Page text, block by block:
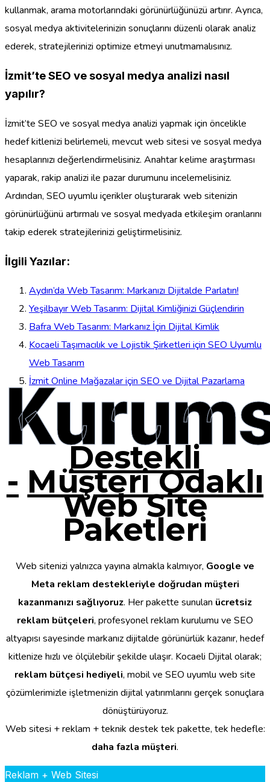
kullanmak, arama motorlarındaki görünürlüğünüzü artırır. Ayrıca,
sosyal medya aktivitelerinizin sonuçlarını düzenli olarak analiz
ederek, stratejilerinizi optimize etmeyi unutmamalısınız.
İzmit’te SEO ve sosyal medya analizi nasıl
yapılır?
İzmit’te SEO ve sosyal medya analizi yapmak için öncelikle
hedef kitlenizi belirlemeli, mevcut web sitesi ve sosyal medya
hesaplarınızı değerlendirmelisiniz. Anahtar kelime araştırması
yaparak, rakip analizi ile pazar durumunu incelemelisiniz.
Ardından, SEO uyumlu içerikler oluşturarak web sitenizin
görünürlüğünü artırmalı ve sosyal medyada etkileşim oranlarını
takip ederek stratejilerinizi geliştirmelisiniz.
İlgili Yazılar:
Aydın’da Web Tasarım: Markanızı Dijitalde Parlatın!
Yeşilbayır Web Tasarım: Dijital Kimliğinizi Güçlendirin
Bafra Web Tasarım: Markanız İçin Dijital Kimlik
Kocaeli Taşımacılık ve Lojistik Şirketleri için SEO Uyumlu
Web Tasarım
İzmit Online Mağazalar için SEO ve Dijital Pazarlama
Destekli
- Müşteri Odaklı
Web Site
Paketleri
Web sitenizi yalnızca yayına almakla kalmıyor, Google ve
Meta reklam destekleriyle doğrudan müşteri
kazanmanızı sağlıyoruz. Her pakette sunulan ücretsiz
reklam bütçeleri, profesyonel reklam kurulumu ve SEO
altyapısı sayesinde markanız dijitalde görünürlük kazanır, hedef
kitlenize hızlı ve ölçülebilir şekilde ulaşır. Kocaeli Dijital olarak;
reklam bütçesi hediyeli, mobil ve SEO uyumlu web site
çözümlerimizle işletmenizin dijital yatırımlarını gerçek sonuçlara
dönüştürüyoruz.
Web sitesi + reklam + teknik destek tek pakette, tek hedefle:
daha fazla müşteri.
Reklam + Web Sitesi